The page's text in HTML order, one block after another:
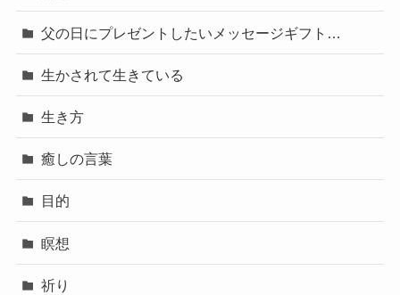
父の日にプレゼントしたいメッセージギフト…
生かされて生きている
生き方
癒しの言葉
目的
瞑想
祈り